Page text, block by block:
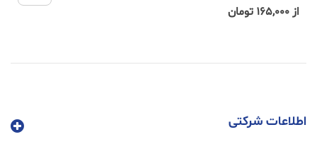
از 165,000 تومان
اطلاعات شرکتی